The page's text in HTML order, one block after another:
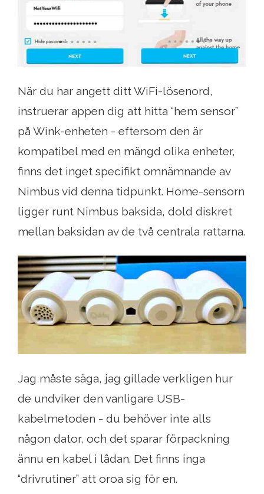
När du har angett ditt WiFi-lösenord,
instruerar appen dig att hitta “hem sensor”
på Wink-enheten - eftersom den är
kompatibel med en mängd olika enheter,
finns det inget specifikt omnämnande av
Nimbus vid denna tidpunkt. Home-sensorn
ligger runt Nimbus baksida, dold diskret
mellan baksidan av de två centrala rattarna.
Jag måste säga, jag gillade verkligen hur
de undviker den vanligare USB-
kabelmetoden - du behöver inte alls
någon dator, och det sparar förpackning
ännu en kabel i lådan. Det finns inga
“drivrutiner” att oroa sig för en.